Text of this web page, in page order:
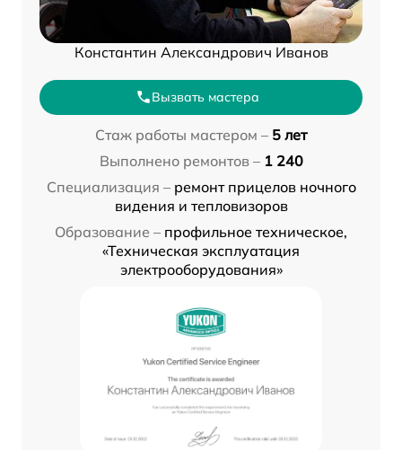
Константин Александрович Иванов
Вызвать мастера
Стаж работы мастером – 5 лет
Выполнено ремонтов – 1 240
Специализация – ремонт прицелов ночного
видения и тепловизоров
Образование – профильное техническое,
«Техническая эксплуатация
электрооборудования»